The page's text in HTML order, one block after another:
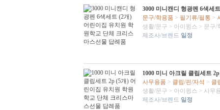
3000 미니캔디 형광펜 6색세
문구/학용품 > 필기류/필통 >
생활/문구 > 아이윙스 > 문구/
제조사/브렌드 일정
1000 미니 아크릴 클립세트
사무용품 > 클립/핀/자석 > 클
생활/문구 > 아이윙스 > 사무
제조사/브렌드 일정